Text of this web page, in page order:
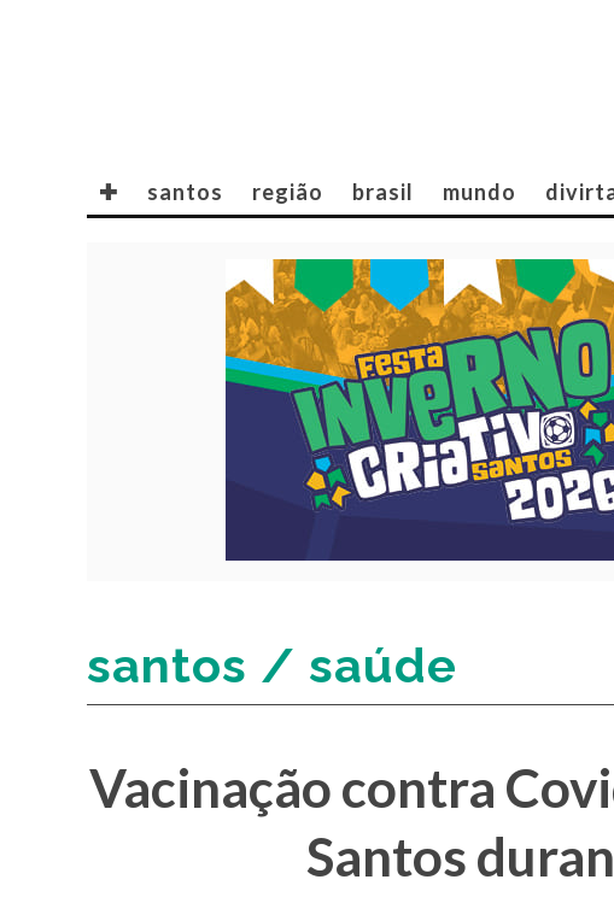
✚ santos região brasil mundo
santos / saúde
Vacinação contra
Santos